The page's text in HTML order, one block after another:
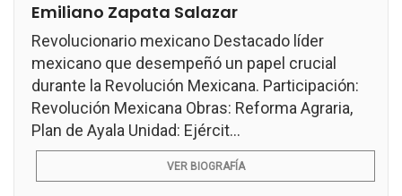
Emiliano Zapata Salazar
Revolucionario mexicano Destacado líder
mexicano que desempeñó un papel crucial
durante la Revolución Mexicana. Participación:
Revolución Mexicana Obras: Reforma Agraria,
Plan de Ayala Unidad: Ejércit...
VER BIOGRAFÍA